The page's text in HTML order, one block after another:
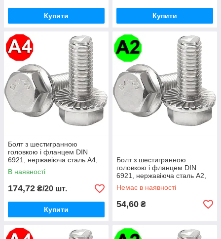
Купити Купити
Болт з шестигранною
головкою і фланцем DIN
6921, нержавіюча сталь А4,
М6 X 12
В наявності
174,72 ₴/20 шт.
Купити
Болт з шестигранною
головкою і фланцем DIN
6921, нержавіюча сталь А2,
М10 X 100
Немає в наявності
54,60 ₴